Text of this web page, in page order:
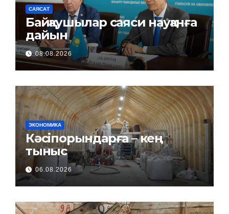
САЯСАТ
Байқаушылар саяси науқанға
дайын
08.08.2026
ЭКОНОМИКА
Кәсіпорындарға – кең
тыныс
06.08.2026